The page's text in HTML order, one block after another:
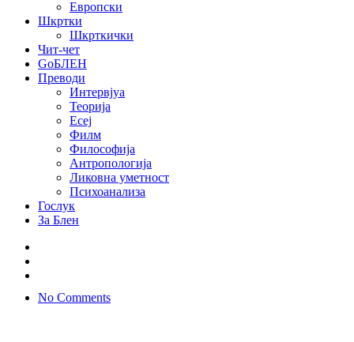
Европски
Шкртки
Шкрткички
Чит-чет
GoБЛЕН
Преводи
Интервјуа
Теорија
Есеј
Филм
Философија
Антропологија
Ликовна уметност
Психоанализа
Гослук
За Блен
No Comments